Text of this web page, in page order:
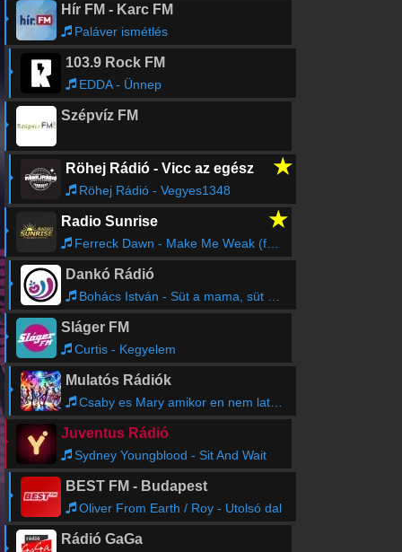
Hír FM - Karc FM
Paláver ismétlés
103.9 Rock FM
EDDA - Ünnep
Szépvíz FM
Röhej Rádió - Vicc az egész ★
Röhej Rádió - Vegyes1348
Radio Sunrise ★
Ferreck Dawn - Make Me Weak (ft. Caroline Byrne)
Dankó Rádió
Bohács István - Süt a mama, süt a pék; Vörösbort ittam az este
Sláger FM
Curtis - Kegyelem
Mulatós Rádiók
Csaby es Mary amikor en nem latlak
Juventus Rádió
Sydney Youngblood - Sit And Wait
BEST FM - Budapest
Oliver From Earth / Roy - Utolsó dal
Rádió GaGa